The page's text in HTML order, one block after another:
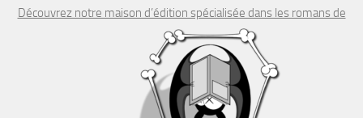
Découvrez notre maison d’édition spécialisée dans les romans de